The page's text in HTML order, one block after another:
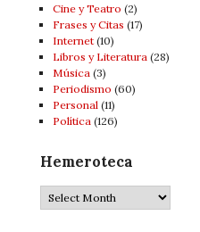
Cine y Teatro (2)
Frases y Citas (17)
Internet(10)
Libros y Literatura (28)
Música (3)
Periodismo (60)
Personal (11)
Política (126)
Hemeroteca
Hemeroteca